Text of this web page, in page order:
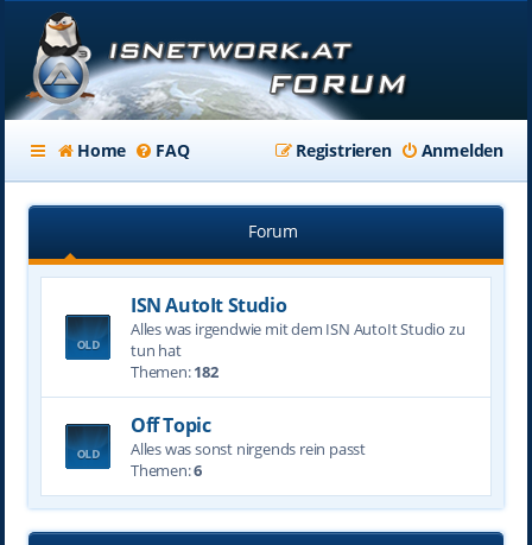
Home FAQ Anmelden
Registrieren
Forum
ISN AutoIt Studio
Alles was irgendwie mit dem ISN AutoIt Studio zu
tun hat
Themen:182
Off Topic
Alles was sonst nirgends rein passt
Themen:6